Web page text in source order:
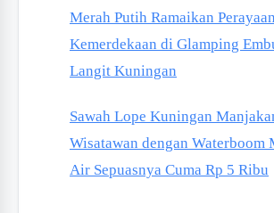
Merah Putih Ramaikan Perayaan
Kemerdekaan di Glamping
Langit Kuningan
Sawah Lope Kuningan
Wisatawan dengan Waterboom
Air Sepuasnya Cuma Rp 5 Ribu